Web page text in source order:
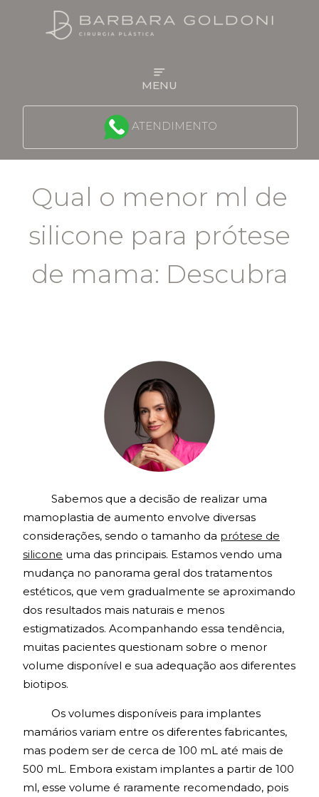
MENU
ATENDIMENTO
MAMA
CONTORNO CORPORAL
PROCEDIMENTOS NÃO CIRÚRGICOS
TUDO SOBRE CLITOROPLASTIA
TUDO SOBRE NINFOPLASTIA
GUIA DA CIRURGIA ÍNTÍMA
GUIA DA CIRURGIA PLÁSTICA
Qual o menor ml de
silicone para prótese
de mama: Descubra
Sabemos que a decisão de realizar uma
mamoplastia de aumento envolve diversas
considerações, sendo o tamanho da prótese de
silicone uma das principais. Estamos vendo uma
mudança no panorama geral dos tratamentos
estéticos, que vem gradualmente se aproximando
dos resultados mais naturais e menos
estigmatizados. Acompanhando essa tendência,
muitas pacientes questionam sobre o menor
volume disponível e sua adequação aos diferentes
biotipos.
Os volumes disponíveis para implantes
mamários variam entre os diferentes fabricantes,
mas podem ser de cerca de 100 mL até mais de
500 mL. Embora existam implantes a partir de 100
ml, esse volume é raramente recomendado, pois